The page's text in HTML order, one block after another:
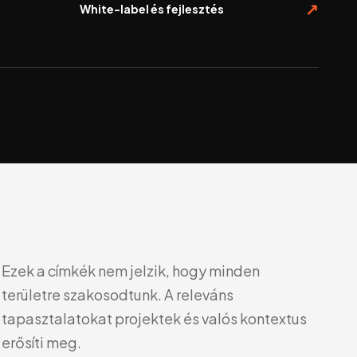
White-label és fejlesztés
Ezek a címkék nem jelzik, hogy minden
területre szakosodtunk. A releváns
tapasztalatokat projektek és valós kontextus
erősíti meg.